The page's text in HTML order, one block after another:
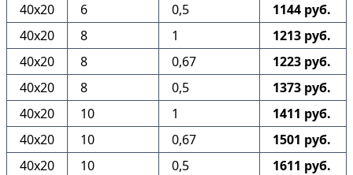
40х20
6 0,5
1144 руб.
40х20
8 1
1213 руб.
40х20
8 0,67
1223 руб.
40х20
8 0,5
1373 руб.
40х20
10 1
1411 руб.
40х20
10 0,67
1501 руб.
40х20
10 0,5 1611 руб.